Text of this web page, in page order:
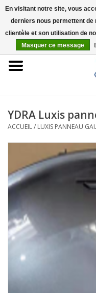
EUR
Accueil
Accessoires
Blog
YDRA Luxis
ACCUEIL/ LUXIS PANNEAU
En visitant notre site, vous
derniers nous permettent de
clientèle et son utilisation de
Masquer ce message